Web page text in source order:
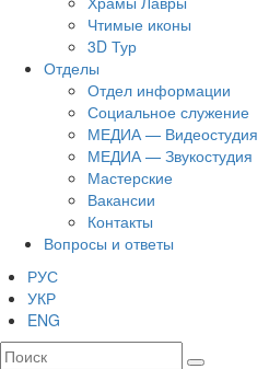
Чтимые иконы
3D Тур
Отделы
Отдел информации
Социальное служение
МЕДИА — Видеостудия
МЕДИА — Звукостудия
Мастерские
Вакансии
Контакты
Вопросы и ответы
РУС
УКР
ENG